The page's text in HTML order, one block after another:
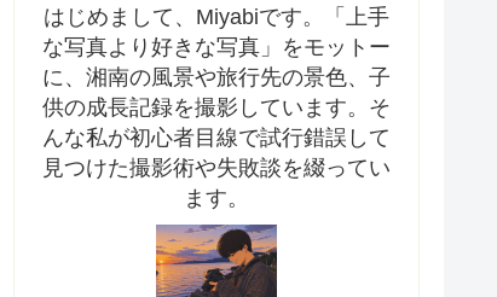
はじめまして、Miyabiです。「上手
な写真より好きな写真」をモットー
に、湘南の風景や旅行先の景色、子
供の成長記録を撮影しています。そ
んな私が初心者目線で試行錯誤して
見つけた撮影術や失敗談を綴ってい
ます。